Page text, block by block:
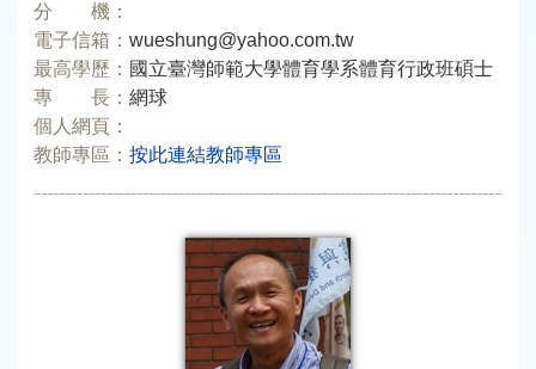
分 機：
電子信箱： wueshung@yahoo.com.tw
最高學歷： 國立臺灣師範大學體育學系體育行政班碩士
專 長： 網球
個人網頁：
教師專區： 按此連結教師專區